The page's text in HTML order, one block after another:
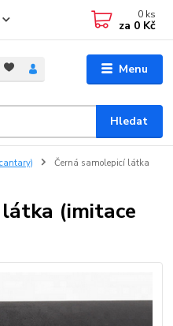
Menu
Hledat
0 ks
za 0 Kč
Černá samolepicí látka
(imitace